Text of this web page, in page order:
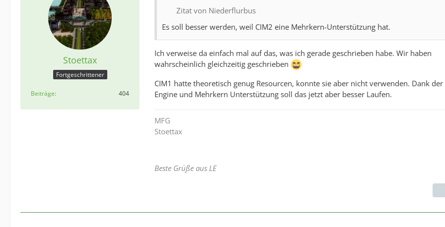
Stoettax
Fortgeschrittener
Beiträge 404
Zitat von Niederflurbus
Es soll besser werden, weil CIM2 eine Mehrkern-Unterstützung hat.
Ich verweise da einfach mal auf das, was ich gerade geschrieben habe. Wir haben
wahrscheinlich gleichzeitig geschrieben
CIM1 hatte theoretisch genug Resourcen, konnte sie aber nicht verwenden. Dank
Engine und Mehrkern Unterstützung soll das jetzt aber besser Laufen.
MFG
Stoettax
Beste Grüße aus LE